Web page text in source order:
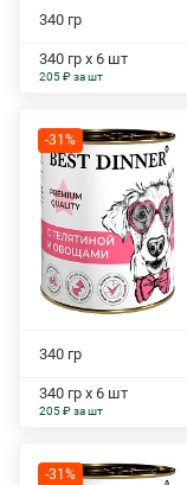
340 гр
340 гр х 6 шт
205 ₽ за шт
-31%
340 гр
340 гр х 6 шт
205 ₽ за шт
-31%